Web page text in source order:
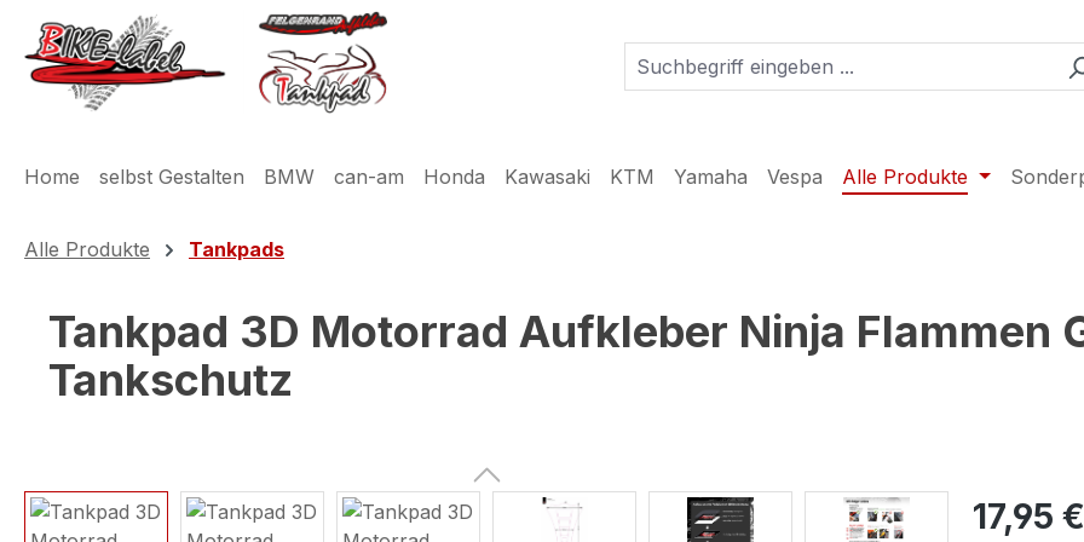
Hauptinhalt springen
Zur Suche springen
Zur Hauptnavigation springen
Home selbst Gestalten BMW can-am Honda Kawasaki KTM Yamaha Vespa Alle Produkte
Alle Produkte Tankpads
Tankpad 3D Motorrad Aufkleber Ninja Flammen
Tankschutz
Bildergalerie überspringen 17,95 €